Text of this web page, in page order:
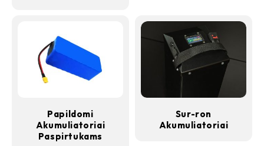
Papildomi
Akumuliatoriai
Paspirtukams
Sur-ron
Akumuliatoriai